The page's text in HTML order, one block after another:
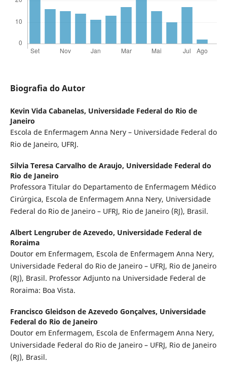
Biografia do Autor
Kevin Vida Cabanelas, Universidade Federal do Rio de
Janeiro
Escola de Enfermagem Anna Nery – Universidade Federal do
Rio de Janeiro, UFRJ.
Silvia Teresa Carvalho de Araujo, Universidade Federal do
Rio de Janeiro
Professora Titular do Departamento de Enfermagem Médico
Cirúrgica, Escola de Enfermagem Anna Nery, Universidade
Federal do Rio de Janeiro – UFRJ, Rio de Janeiro (RJ), Brasil.
Albert Lengruber de Azevedo, Universidade Federal de
Roraima
Doutor em Enfermagem, Escola de Enfermagem Anna Nery,
Universidade Federal do Rio de Janeiro – UFRJ, Rio de Janeiro
(RJ), Brasil. Professor Adjunto na Universidade Federal de
Roraima: Boa Vista.
Francisco Gleidson de Azevedo Gonçalves, Universidade
Federal do Rio de Janeiro
Doutor em Enfermagem, Escola de Enfermagem Anna Nery,
Universidade Federal do Rio de Janeiro – UFRJ, Rio de Janeiro
(RJ), Brasil.